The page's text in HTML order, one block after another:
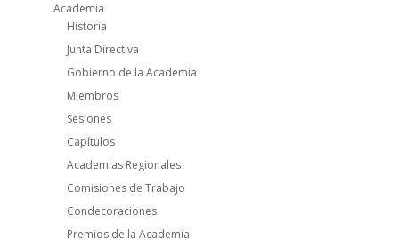
Academia
Historia
Junta Directiva
Gobierno de la Academia
Miembros
Sesiones
Capítulos
Academias Regionales
Comisiones de Trabajo
Condecoraciones
Premios de la Academia